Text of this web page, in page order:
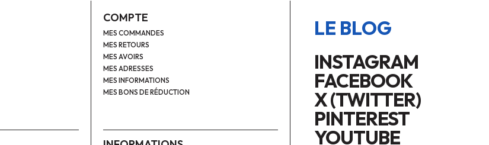
COMPTE
MES COMMANDES
MES RETOURS
MES AVOIRS
MES ADRESSES
MES INFORMATIONS
MES BONS DE RÉDUCTION
LE BLOG
INSTAGRAM
FACEBOOK
X (TWITTER)
PINTEREST
YOUTUBE